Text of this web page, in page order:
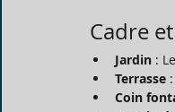
Cadre
Jardin :
Terrasse
Coin